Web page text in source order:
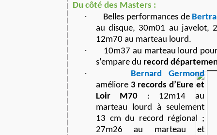
Du côté des Masters :
· Belles performances de
au disque, 30m01 au javelot,
12m70 au marteau lourd.
·
10m37 au marteau lourd
s’empare du record
·
Bernard Germond
améliore 3 records d’Eure et
Loir M70 : 12m14 au
marteau lourd à seulement
13 cm du record régional ;
27m26 au marteau et